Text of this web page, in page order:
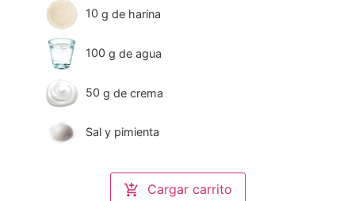
10 g de harina
100 g de agua
50 g de crema
Sal y pimienta
Cargar carrito